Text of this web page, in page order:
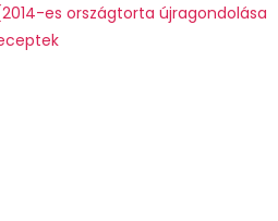
es országtorta újragondolása